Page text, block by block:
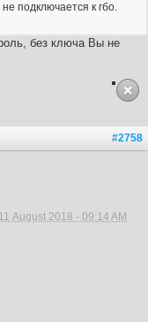
подключается к гбо.
без ключа Вы не
#2758
11 August 2018 - 09:14 AM